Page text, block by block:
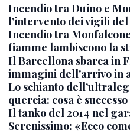
Incendio tra Duino e
l’intervento dei vigili
Incendio tra
fiamme lambiscono la
Il Barcellona sbarca in
immagini dell'arrivo in
Lo schianto
quercia: cosa è
Il tanko del 2014 nel
Serenissimo: «Ecco